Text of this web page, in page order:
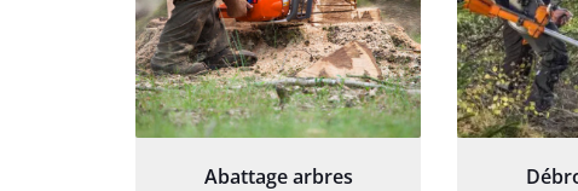
Abattage arbres